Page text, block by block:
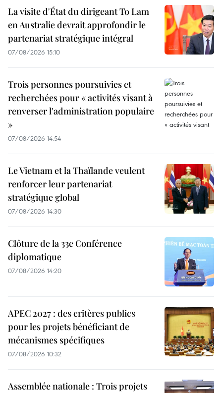
La visite d'État du dirigeant To Lam
en Australie devrait approfondir le
partenariat stratégique intégral
07/08/2026 15:10
Trois personnes poursuivies et
recherchées pour « activités visant à
renverser l'administration populaire
»
07/08/2026 14:54
Le Vietnam et la Thaïlande veulent
renforcer leur partenariat
stratégique global
07/08/2026 14:30
Clôture de la 33e Conférence
diplomatique
07/08/2026 14:20
APEC 2027 : des critères publics
pour les projets bénéficiant de
mécanismes spécifiques
07/08/2026 10:32
Assemblée nationale : Trois projets